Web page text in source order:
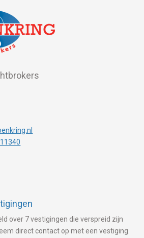
over 7 vestigingen die verspreid zijn
direct contact op met een vestiging.